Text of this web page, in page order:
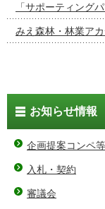
「サポーティング
みえ森林・林業ア
お知らせ情報
企画提案コンペ
入札・契約
審議会